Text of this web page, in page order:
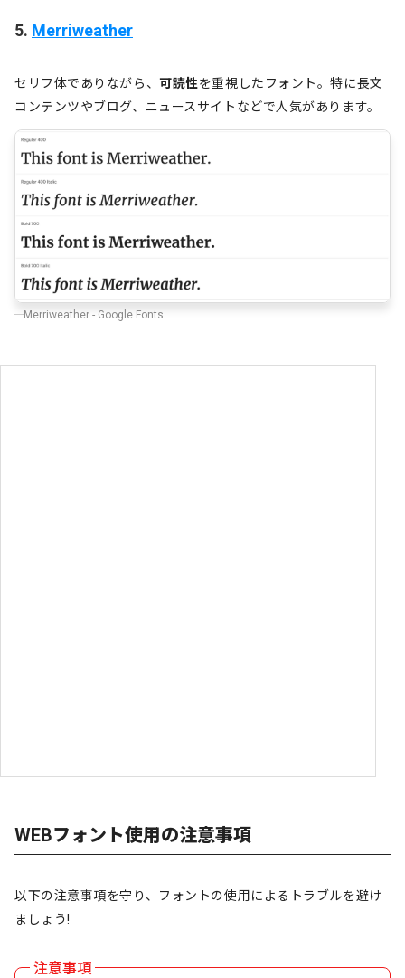
5. Merriweather
セリフ体でありながら、可読性を重視したフォント。特に長文
コンテンツやブログ、ニュースサイトなどで人気があります。
Merriweather - Google Fonts
WEBフォント使用の注意事項
以下の注意事項を守り、フォントの使用によるトラブルを避け
ましょう!